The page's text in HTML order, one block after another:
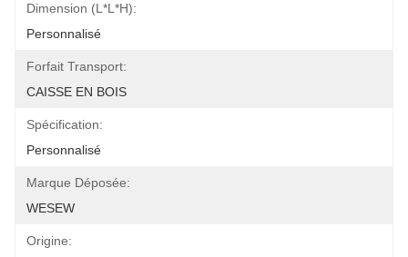
Dimension (l*l*h):
Personnalisé
Forfait Transport:
CAISSE EN BOIS
Spécification:
Personnalisé
Marque Déposée:
WESEW
Origine: